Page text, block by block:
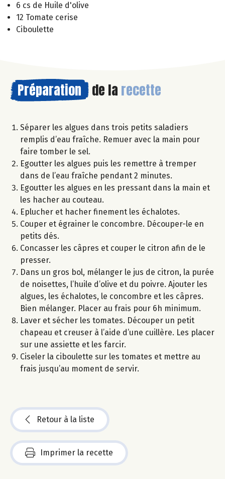
6 cs de Huile d'olive
12 Tomate cerise
Ciboulette
Préparation de la recette
Séparer les algues dans trois petits saladiers
remplis d’eau fraîche. Remuer avec la main pour
faire tomber le sel.
Egoutter les algues puis les remettre à tremper
dans de l’eau fraîche pendant 2 minutes.
Egoutter les algues en les pressant dans la main et
les hacher au couteau.
Eplucher et hacher finement les échalotes.
Couper et égrainer le concombre. Découper-le en
petits dés.
Concasser les câpres et couper le citron afin de le
presser.
Dans un gros bol, mélanger le jus de citron, la purée
de noisettes, l’huile d’olive et du poivre. Ajouter les
algues, les échalotes, le concombre et les câpres.
Bien mélanger. Placer au frais pour 6h minimum.
Laver et sécher les tomates. Découper un petit
chapeau et creuser à l’aide d’une cuillère. Les placer
sur une assiette et les farcir.
Ciseler la ciboulette sur les tomates et mettre au
frais jusqu’au moment de servir.
Retour à la liste
Imprimer la recette